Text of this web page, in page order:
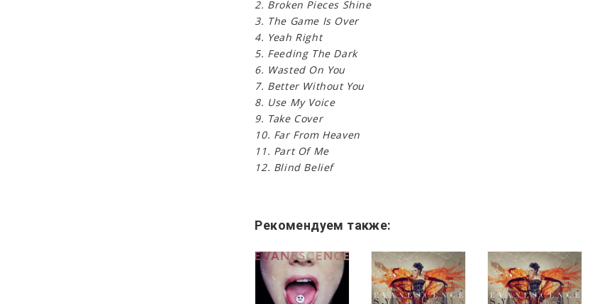
2. Broken Pieces Shine
3. The Game Is Over
4. Yeah Right
5. Feeding The Dark
6. Wasted On You
7. Better Without You
8. Use My Voice
9. Take Cover
10. Far From Heaven
11. Part Of Me
12. Blind Belief
Рекомендуем также: